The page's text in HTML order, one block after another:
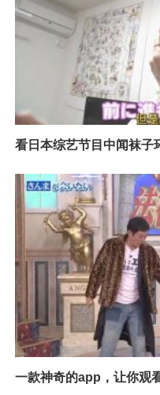
看日本综艺节目中闻袜子
一款神奇的app，让你观